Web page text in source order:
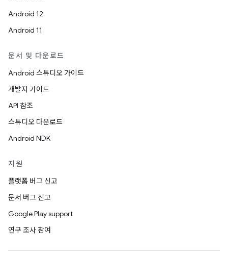
Android 12
Android 11
문서 및 다운로드
Android 스튜디오 가이드
개발자 가이드
API 참조
스튜디오 다운로드
Android NDK
지원
플랫폼 버그 신고
문서 버그 신고
Google Play support
연구 조사 참여